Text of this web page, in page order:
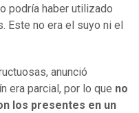
podría haber utilizado
Este no era el suyo ni el
anunció
era parcial, por lo que no
los presentes en un